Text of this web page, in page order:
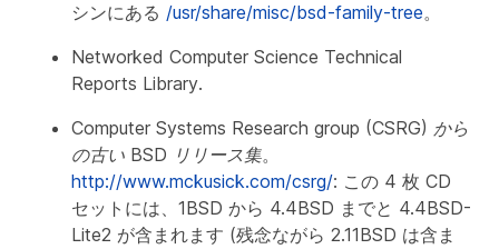
シンにある /usr/share/misc/bsd-family-tree。
Networked Computer Science Technical
Reports Library.
Computer Systems Research group (CSRG) から
の古い BSD リリース集。
http://www.mckusick.com/csrg/: この 4 枚 CD
セットには、1BSD から 4.4BSD までと 4.4BSD-
Lite2 が含まれます (残念ながら 2.11BSD は含ま